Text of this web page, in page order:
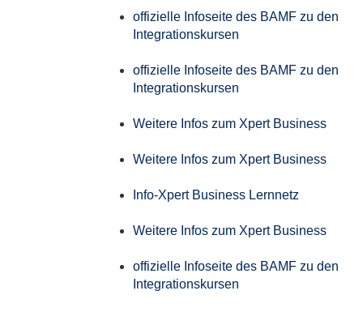
offizielle Infoseite des BAMF zu den
Integrationskursen
offizielle Infoseite des BAMF zu den
Integrationskursen
Weitere Infos zum Xpert Business
Weitere Infos zum Xpert Business
Info-Xpert Business Lernnetz
Weitere Infos zum Xpert Business
offizielle Infoseite des BAMF zu den
Integrationskursen